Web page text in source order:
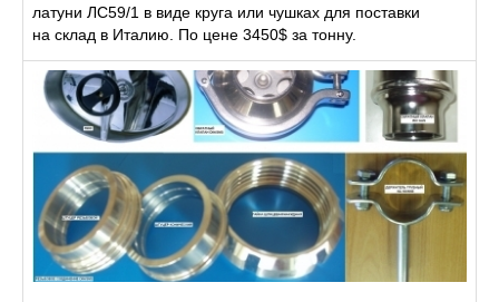
латуни ЛС59/1 в виде круга или чушках для поставки
на склад в Италию. По цене 3450$ за тонну.
(Примерно 213 руб/кг) Представляю итальянскую
компанию